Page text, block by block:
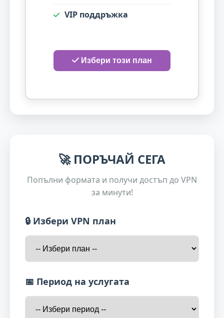
VIP поддръжка
Избери този план
🚀 ПОРЪЧАЙ СЕГА
Попълни формата и получи достъп до VPN
за минути!
🔒 Избери VPN план
📅 Период на услугата